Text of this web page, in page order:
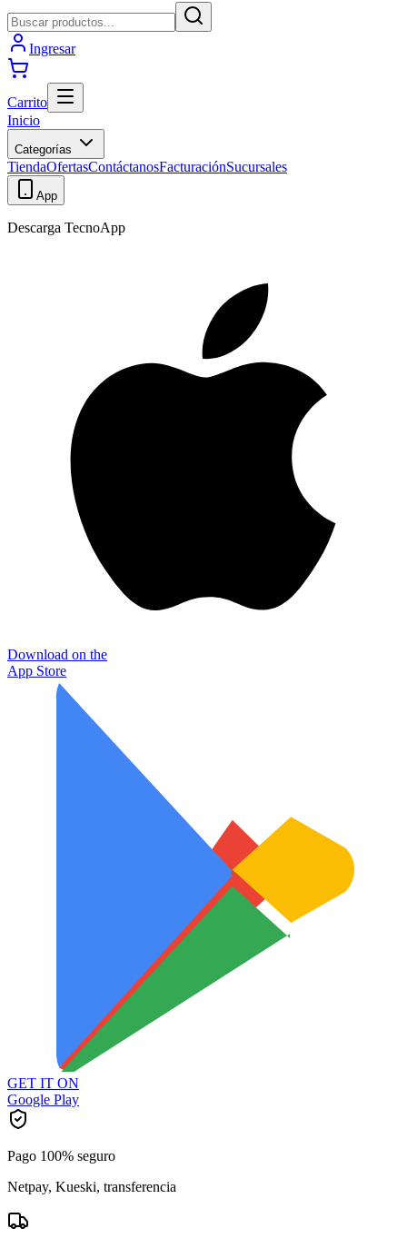
Ingresar
Carrito
Inicio
Categorías
TiendaOfertasContáctanosFacturaciónSucursales
App
Descarga TecnoApp
Download on the
App Store
GET IT ON
Google Play
Pago 100% seguro
Netpay, Kueski, transferencia